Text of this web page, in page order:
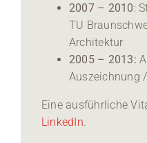
2007 – 2010:
TU
Architektur
2005 – 2013:
Auszeichnung
Eine ausführliche
LinkedIn